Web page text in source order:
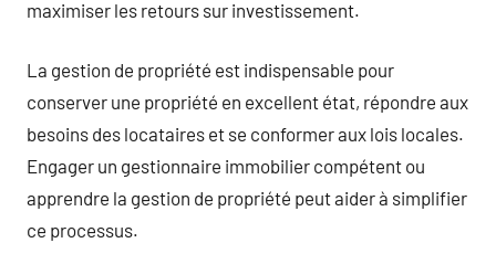
maximiser les retours sur investissement.
La gestion de propriété est indispensable pour
conserver une propriété en excellent état, répondre aux
besoins des locataires et se conformer aux lois locales.
Engager un gestionnaire immobilier compétent ou
apprendre la gestion de propriété peut aider à simplifier
ce processus.